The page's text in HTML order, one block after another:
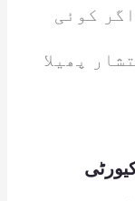
کوئی
پھیلا